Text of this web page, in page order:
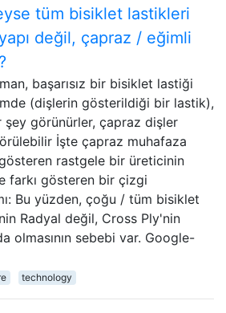
tüm bisiklet lastikleri
değil, çapraz / eğimli
başarısız bir bisiklet lastiği
(dişlerin gösterildiği bir lastik),
şey görünürler, çapraz dişler
İşte çapraz muhafaza
rastgele bir üreticinin
farkı gösteren bir çizgi
Bu yüzden, çoğu / tüm bisiklet
Radyal değil, Cross Ply'nin
olmasının sebebi var. Google-
technology